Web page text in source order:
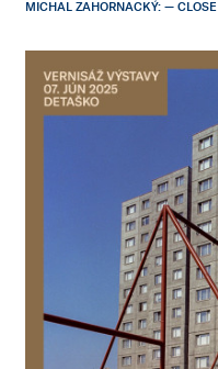
MICHAL ZAHORNACKÝ: — CLOSE